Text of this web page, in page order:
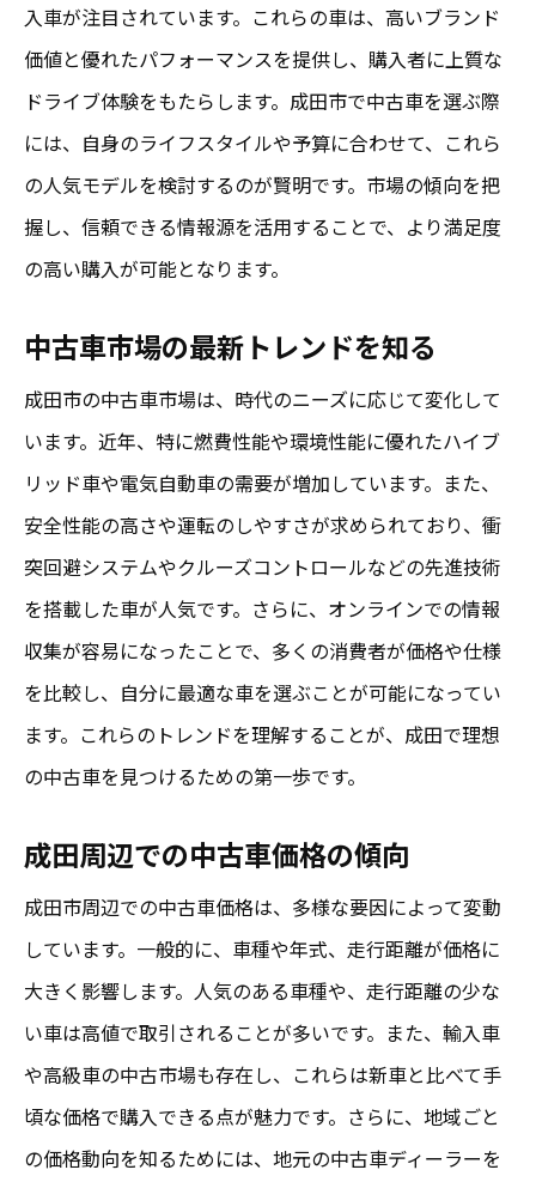
中古車市場での信頼できる情報源の見つけ方
信頼性の高い情報サイトを選ぶ基準
口コミやレビューを活用した情報収集法
市場動向を把握するためのツールとリソー
ス
成田市周辺の最新市場情報を得る方法
成田で中古車を購入する際の重要なチェックポ
イント
中古車の状態を確認するためのチェックリ
スト
試乗時に注目すべき車の性能と操作感
保証とアフターサービスの確認ポイント
購入プロセスでの注意点とリスク管理
契約前に確認すべき書類と手続き
響
ディーラーの評判が購入決定に与える要因
成田市で評判の高いディーラーの特徴
口コミが示すディーラーの信頼性
地元ディーラーの歴史と実績を知る
評判を基にしたディーラー選びの重要性
成田で評判のディーラーの選び方
成田中古車市場における価格交渉の成功術
入車が注目されています。これらの車は、高いブランド
価値と優れたパフォーマンスを提供し、購入者に上質な
ドライブ体験をもたらします。成田市で中古車を選ぶ際
には、自身のライフスタイルや予算に合わせて、これら
の人気モデルを検討するのが賢明です。市場の傾向を把
握し、信頼できる情報源を活用することで、より満足度
の高い購入が可能となります。
中古車市場の最新トレンドを知る
成田市の中古車市場は、時代のニーズに応じて変化して
います。近年、特に燃費性能や環境性能に優れたハイブ
リッド車や電気自動車の需要が増加しています。また、
安全性能の高さや運転のしやすさが求められており、衝
突回避システムやクルーズコントロールなどの先進技術
を搭載した車が人気です。さらに、オンラインでの情報
収集が容易になったことで、多くの消費者が価格や仕様
を比較し、自分に最適な車を選ぶことが可能になってい
ます。これらのトレンドを理解することが、成田で理想
の中古車を見つけるための第一歩です。
成田周辺での中古車価格の傾向
成田市周辺での中古車価格は、多様な要因によって変動
しています。一般的に、車種や年式、走行距離が価格に
大きく影響します。人気のある車種や、走行距離の少な
い車は高値で取引されることが多いです。また、輸入車
や高級車の中古市場も存在し、これらは新車と比べて手
頃な価格で購入できる点が魅力です。さらに、地域ごと
の価格動向を知るためには、地元の中古車ディーラーを